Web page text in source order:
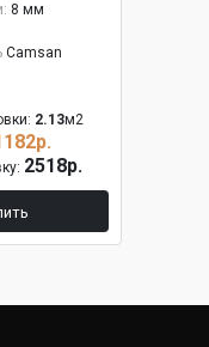
8 мм
Camsan
2.13м2
2518р.